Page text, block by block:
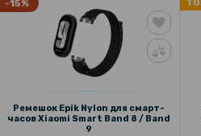
199 грн
Чехол с защитным стеклом
Smart Band 9 Active
-15%
Ремешок Epik Nylon для смарт-
часов Xiaomi Smart Band 8 / Band
9